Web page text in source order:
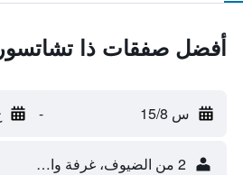
أفضل صفقات ذا
س 15/8 -
2 من الضيوف، غرفة واحدة